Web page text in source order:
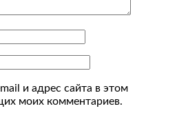
и адрес сайта в этом
моих комментариев.